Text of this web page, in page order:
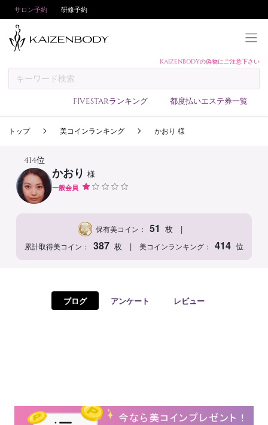
サロン予約 研修予約
KAIZENBODYの偽物にご注意下さい
FIVESTARランキング 都度払いエステ券一覧
予約方法
サロンランキング
求人
トップ 美コインランキング かおり 様
414位
かおり 様
一般会員
保有美コイン： 51 枚 |
累計取得美コイン： 387枚 | 美コインランキング： 414 位
ブログ アンケート レビュー